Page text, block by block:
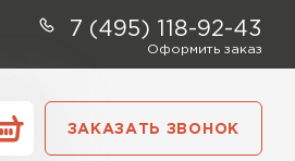
7 (495) 118-92-43
Оформить заказ
ЗАКАЗАТЬ ЗВОНОК
Контакты